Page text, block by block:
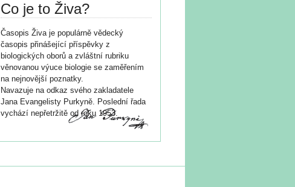
Co je to Živa?
Časopis Živa je populárně vědecký
časopis přinášející příspěvky z
biologických oborů a zvláštní rubriku
věnovanou výuce biologie se zaměřením
na nejnovější poznatky.
Navazuje na odkaz svého zakladatele
Jana Evangelisty Purkyně. Poslední řada
vychází nepřetržitě od roku 1953.